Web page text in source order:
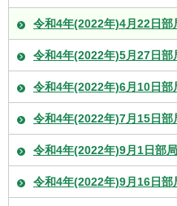
令和4年(2022年)4月22日部
令和4年(2022年)5月27日部
令和4年(2022年)6月10日部
令和4年(2022年)7月15日部
令和4年(2022年)9月1日部
令和4年(2022年)9月16日部